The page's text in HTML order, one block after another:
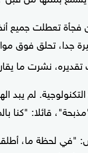
تعطلت جميع
جدا، تحلق فوق
لم
قائلا: "كنا
لحظة ما،